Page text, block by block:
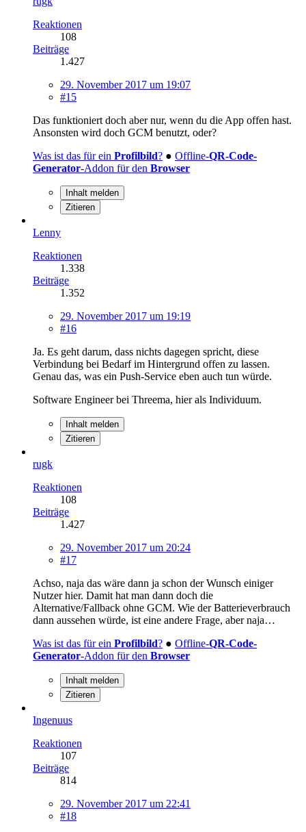
Reaktionen
108
Beiträge
1.427
29. November 2017 um 19:07
#15
Das funktioniert doch aber nur, wenn du die App offen hast.
Ansonsten wird doch GCM benutzt, oder?
Was ist das für ein Profilbild? ● Offline-QR-Code-
Generator-Addon für den Browser
Inhalt melden
Zitieren
Lenny
Reaktionen
1.338
Beiträge
1.352
29. November 2017 um 19:19
#16
Ja. Es geht darum, dass nichts dagegen spricht, diese
Verbindung bei Bedarf im Hintergrund offen zu lassen.
Genau das, was ein Push-Service eben auch tun würde.
Software Engineer bei Threema, hier als Individuum.
Inhalt melden
Zitieren
rugk
Reaktionen
108
Beiträge
1.427
29. November 2017 um 20:24
#17
Achso, naja das wäre dann ja schon der Wunsch einiger
Nutzer hier. Damit hat man dann doch die
Alternative/Fallback ohne GCM. Wie der Batterieverbrauch
dann aussehen würde, ist eine andere Frage, aber naja…
Was ist das für ein Profilbild? ● Offline-QR-Code-
Generator-Addon für den Browser
Inhalt melden
Zitieren
Ingenuus
Reaktionen
107
Beiträge
814
29. November 2017 um 22:41
#18